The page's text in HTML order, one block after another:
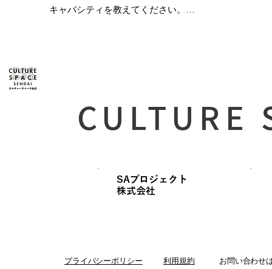
その他詳しくはアクセスページをご確認ください。
キャパシティを教えてください。
CULTURE
SAプロジェクト
​株式会社
プライバシーポリシー 利用規約 お問い合わせ